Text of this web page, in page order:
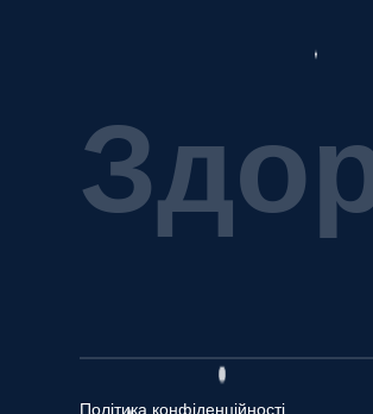
Здо
Політика конфіденційності